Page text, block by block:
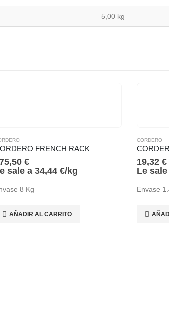
5,00 kg
FRENCH RACK
€
sale a 34,44 €/kg
8 Kg
AÑADIR AL CARRITO
CORDERO
19,32 €
Le sale
Envase